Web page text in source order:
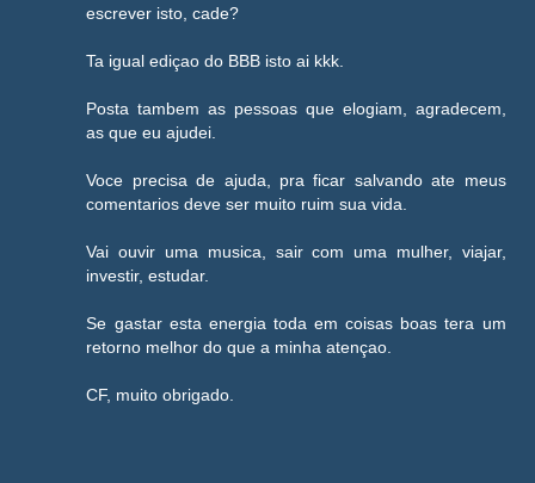
escrever isto, cade?
Ta igual ediçao do BBB isto ai kkk.
Posta tambem as pessoas que elogiam, agradecem,
as que eu ajudei.
Voce precisa de ajuda, pra ficar salvando ate meus
comentarios deve ser muito ruim sua vida.
Vai ouvir uma musica, sair com uma mulher, viajar,
investir, estudar.
Se gastar esta energia toda em coisas boas tera um
retorno melhor do que a minha atençao.
CF, muito obrigado.